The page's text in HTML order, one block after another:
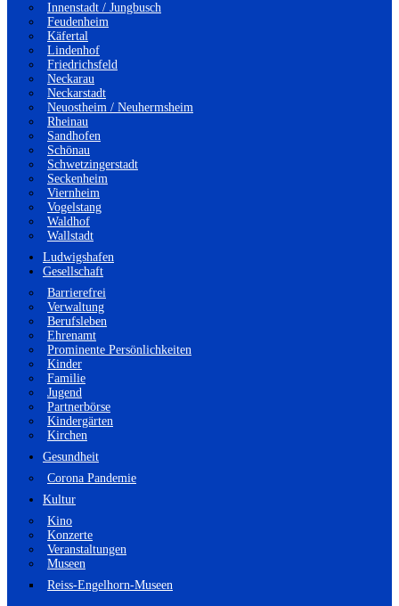
Innenstadt / Jungbusch
Feudenheim
Käfertal
Lindenhof
Friedrichsfeld
Neckarau
Neckarstadt
Neuostheim / Neuhermsheim
Rheinau
Sandhofen
Schönau
Schwetzingerstadt
Seckenheim
Viernheim
Vogelstang
Waldhof
Wallstadt
Ludwigshafen
Gesellschaft
Barrierefrei
Verwaltung
Berufsleben
Ehrenamt
Prominente Persönlichkeiten
Kinder
Familie
Jugend
Partnerbörse
Kindergärten
Kirchen
Gesundheit
Corona Pandemie
Kultur
Kino
Konzerte
Veranstaltungen
Museen
Reiss-Engelhorn-Museen